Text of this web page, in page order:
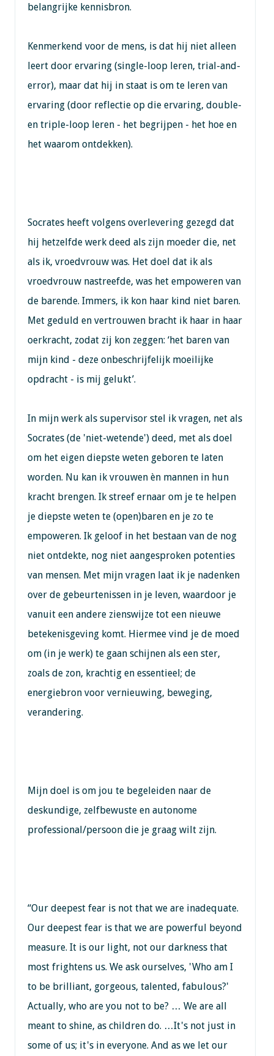
belangrijke kennisbron.
Kenmerkend voor de mens, is dat hij niet alleen
leert door ervaring (single-loop leren, trial-and-
error), maar dat hij in staat is om te leren van
ervaring (door reflectie op die ervaring, double-
en triple-loop leren - het begrijpen - het hoe en
het waarom ontdekken).
Socrates heeft volgens overlevering gezegd dat
hij hetzelfde werk deed als zijn moeder die, net
als ik, vroedvrouw was. Het doel dat ik als
vroedvrouw nastreefde, was het empoweren van
de barende. Immers, ik kon haar kind niet baren.
Met geduld en vertrouwen bracht ik haar in haar
oerkracht, zodat zij kon zeggen: ‘het baren van
mijn kind - deze onbeschrijfelijk moeilijke
opdracht - is mij gelukt’.
In mijn werk als supervisor stel ik vragen, net als
Socrates (de 'niet-wetende') deed, met als doel
om het eigen diepste weten geboren te laten
worden. Nu kan ik vrouwen èn mannen in hun
kracht brengen. Ik streef ernaar om je te helpen
je diepste weten te (open)baren en je zo te
empoweren. Ik geloof in het bestaan van de nog
niet ontdekte, nog niet aangesproken potenties
van mensen. Met mijn vragen laat ik je nadenken
over de gebeurtenissen in je leven, waardoor je
vanuit een andere zienswijze tot een nieuwe
betekenisgeving komt. Hiermee vind je de moed
om (in je werk) te gaan schijnen als een ster,
zoals de zon, krachtig en essentieel; de
energiebron voor vernieuwing, beweging,
verandering.
Mijn doel is om jou te begeleiden naar de
deskundige, zelfbewuste en autonome
professional/persoon die je graag wilt zijn.
“Our deepest fear is not that we are inadequate.
Our deepest fear is that we are powerful beyond
measure. It is our light, not our darkness that
most frightens us. We ask ourselves, 'Who am I
to be brilliant, gorgeous, talented, fabulous?'
Actually, who are you not to be? … We are all
meant to shine, as children do. …It's not just in
some of us; it's in everyone. And as we let our